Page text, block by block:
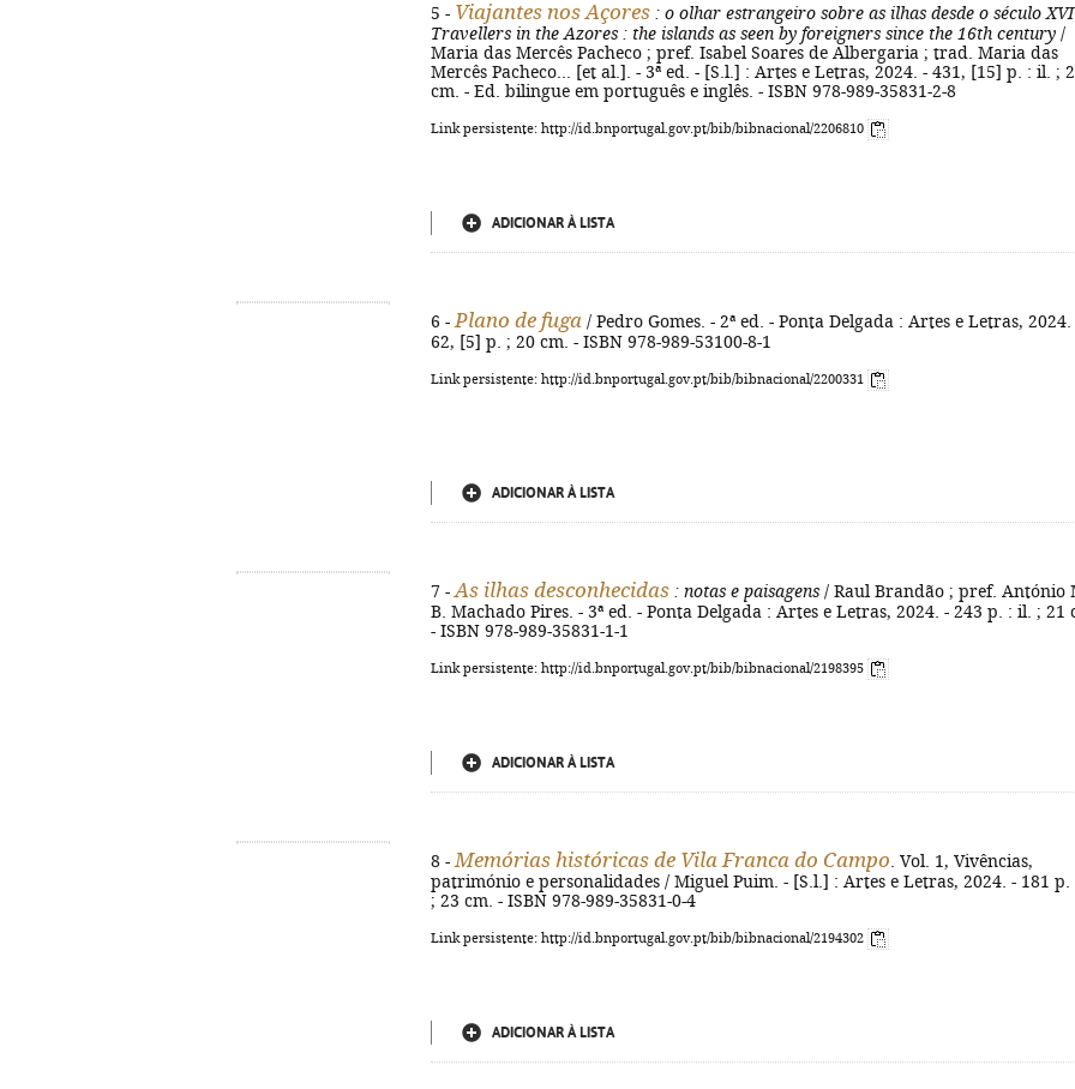
5 - Viajantes nos Açores : o olhar estrangeiro sobre as ilhas desde o século XVI
Travellers in the Azores : the islands as seen by foreigners since the 16th century /
Maria das Mercês Pacheco ; pref. Isabel Soares de Albergaria ; trad. Maria das
Mercês Pacheco... [et al.]. - 3ª ed. - [S.l.] : Artes e Letras, 2024. - 431, [15] p. : il. ;
cm. - Ed. bilingue em português e inglês. - ISBN 978-989-35831-2-8
Link persistente: http://id.bnportugal.gov.pt/bib/bibnacional/2206810
ADICIONAR À LISTA
6 - Plano de fuga / Pedro Gomes. - 2ª ed. - Ponta Delgada : Artes e Letras, 2024.
62, [5] p. ; 20 cm. - ISBN 978-989-53100-8-1
Link persistente: http://id.bnportugal.gov.pt/bib/bibnacional/2200331
ADICIONAR À LISTA
7 - As ilhas desconhecidas : notas e paisagens / Raul Brandão ; pref. António
B. Machado Pires. - 3ª ed. - Ponta Delgada : Artes e Letras, 2024. - 243 p. : il. ; 21
- ISBN 978-989-35831-1-1
Link persistente: http://id.bnportugal.gov.pt/bib/bibnacional/2198395
ADICIONAR À LISTA
8 - Memórias históricas de Vila Franca do Campo . Vol. 1, Vivências,
património e personalidades / Miguel Puim. - [S.l.] : Artes e Letras, 2024. - 181 p.
; 23 cm. - ISBN 978-989-35831-0-4
Link persistente: http://id.bnportugal.gov.pt/bib/bibnacional/2194302
ADICIONAR À LISTA